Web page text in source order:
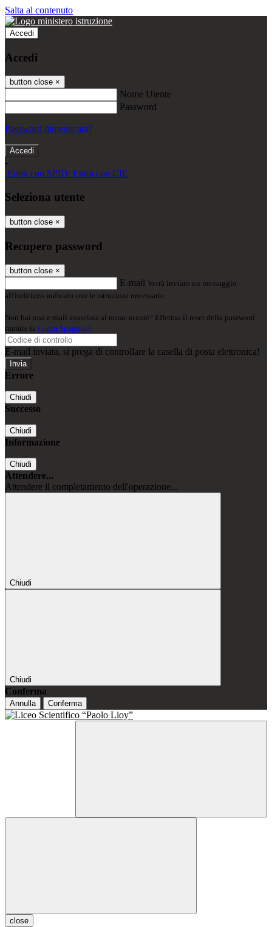
Salta al contenuto
Accedi
Accedi
button close ×
Nome Utente
Password
Password dimenticata?
-
Entra con SPID Entra con CIE
Seleziona utente
button close ×
Recupero password
button close ×
E-mail Verrà inviato un messaggio
all'indirizzo indicato con le istruzioni necessarie.
Non hai una e-mail associata al nome utente? Effettua il reset della password
tramite la Login Spaggiari
E-mail inviata, si prega di controllare la casella di posta elettronica!
Errore
Chiudi
Successo
Chiudi
Informazione
Chiudi
Attendere...
Attendere il completamento dell'operazione...
Chiudi
Chiudi
Conferma
Annulla Conferma
close